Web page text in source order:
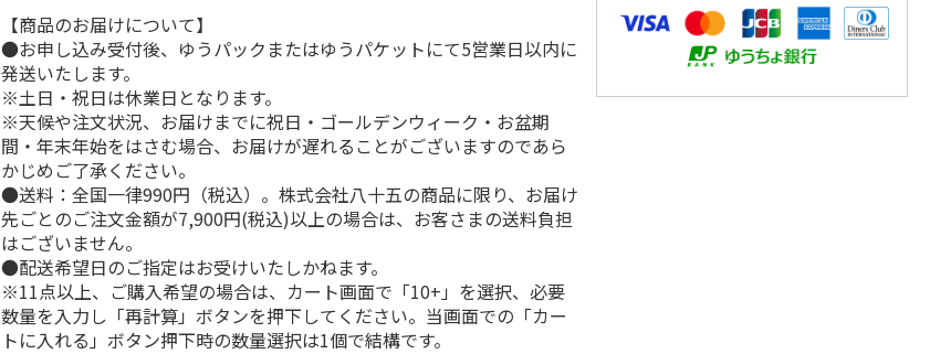
【商品のお届けについて】
●お申し込み受付後、ゆうパックまたはゆうパケットにて5営業日以内に
発送いたします。
※土日・祝日は休業日となります。
※天候や注文状況、お届けまでに祝日・ゴールデンウィーク・お盆期
間・年末年始をはさむ場合、お届けが遅れることがございますのであら
かじめご了承ください。
●送料：全国一律990円（税込）。株式会社八十五の商品に限り、お届け
先ごとのご注文金額が7,900円(税込)以上の場合は、お客さまの送料負担
はございません。
●配送希望日のご指定はお受けいたしかねます。
※11点以上、ご購入希望の場合は、カート画面で「10+」を選択、必要
数量を入力し「再計算」ボタンを押下してください。当画面での「カー
トに入れる」ボタン押下時の数量選択は1個で結構です。